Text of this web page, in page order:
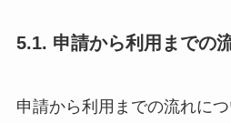
5.1. 申請から利用までの
申請から利用までの流れに